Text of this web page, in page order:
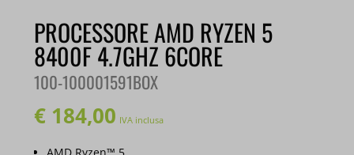
PROCESSORE AMD RYZEN 5
8400F 4.7GHZ 6CORE
100-100001591BOX
€ 184,00 IVA inclusa